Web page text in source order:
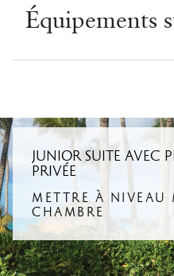
Équipements
JUNIOR SUITE AVEC
PRIVÉE
METTRE À NIVEAU
CHAMBRE